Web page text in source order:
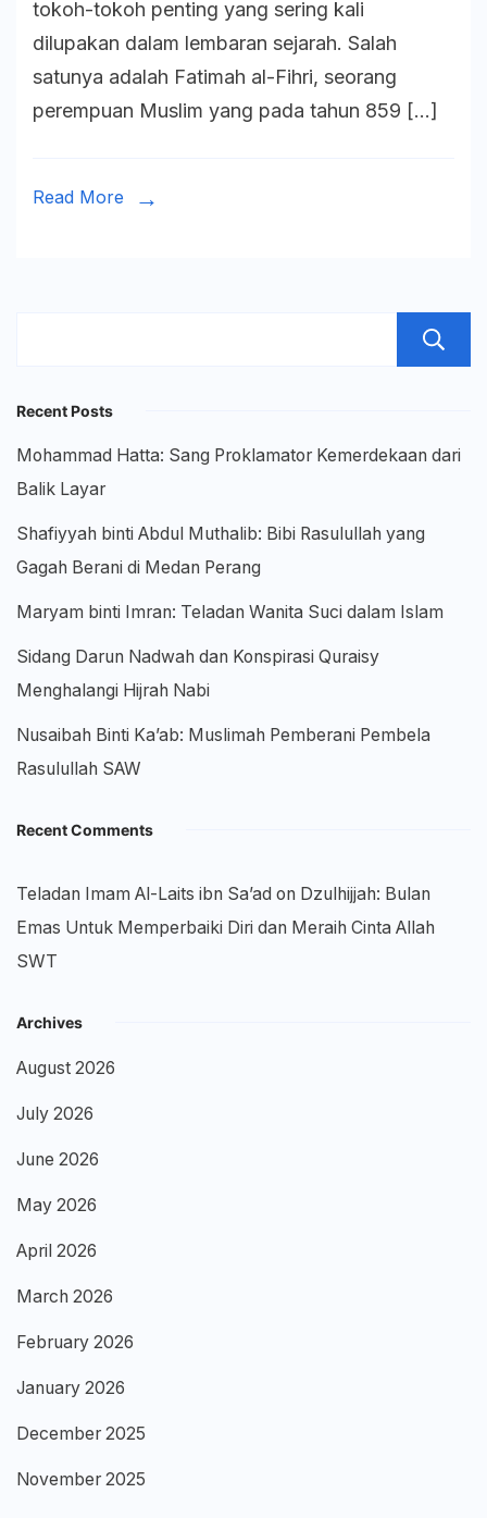
tokoh-tokoh penting yang sering kali
dilupakan dalam lembaran sejarah. Salah
satunya adalah Fatimah al-Fihri, seorang
perempuan Muslim yang pada tahun 859 […]
Read More
Recent Posts
Mohammad Hatta: Sang Proklamator Kemerdekaan dari
Balik Layar
Shafiyyah binti Abdul Muthalib: Bibi Rasulullah yang
Gagah Berani di Medan Perang
Maryam binti Imran: Teladan Wanita Suci dalam Islam
Sidang Darun Nadwah dan Konspirasi Quraisy
Menghalangi Hijrah Nabi
Nusaibah Binti Ka’ab: Muslimah Pemberani Pembela
Rasulullah SAW
Recent Comments
Teladan Imam Al-Laits ibn Sa’ad on Dzulhijjah: Bulan
Emas Untuk Memperbaiki Diri dan Meraih Cinta Allah
SWT
Archives
August 2026
July 2026
June 2026
May 2026
April 2026
March 2026
February 2026
January 2026
December 2025
November 2025